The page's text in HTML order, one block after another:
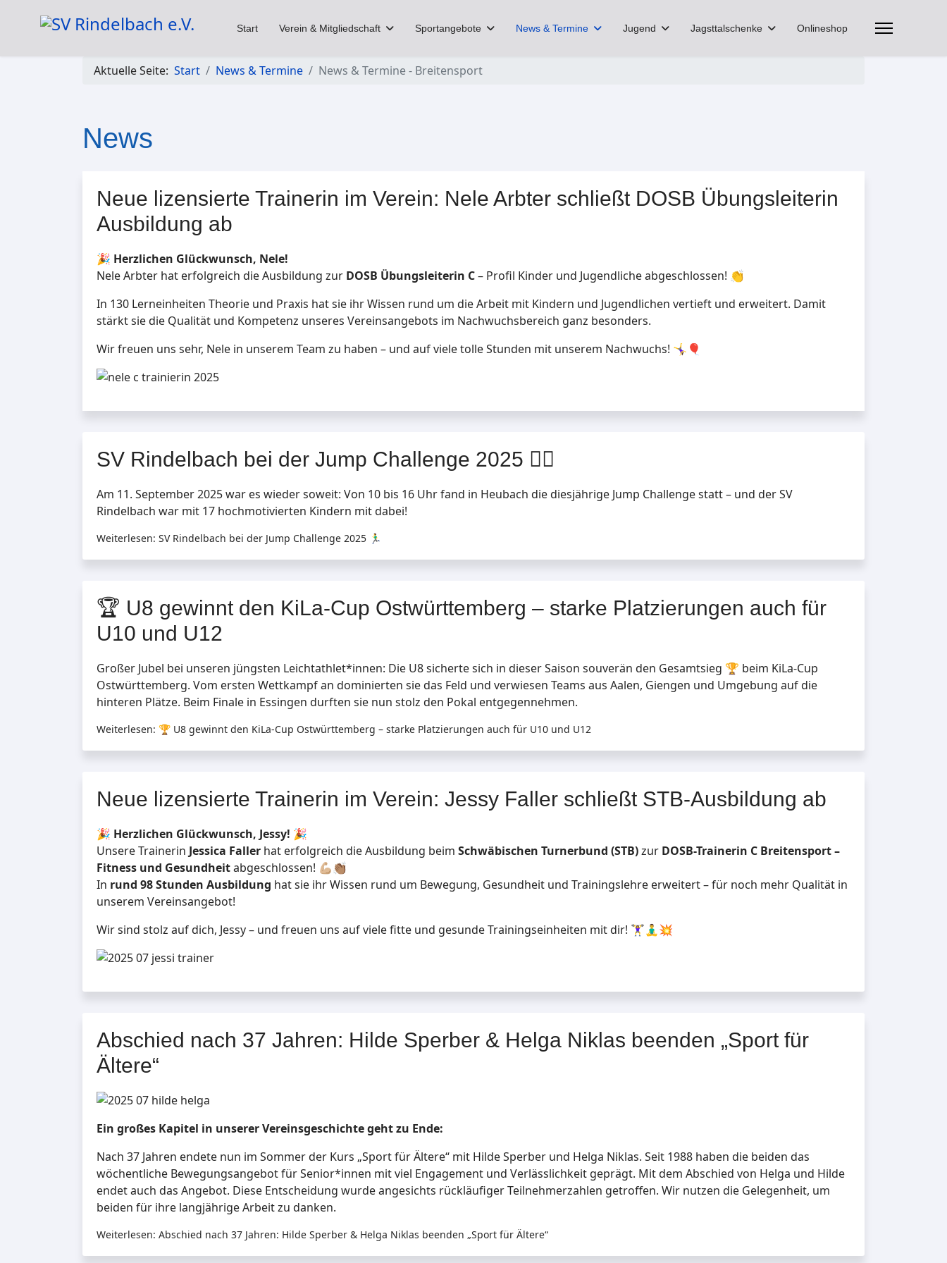
Start Verein & Mitgliedschaft Sportangebote News & Termine Jugend Jagsttalschenke Onlineshop
Aktuelle Seite: Start News & Termine News & Termine - Breitensport
News
Neue lizensierte Trainerin im Verein: Nele Arbter schließt DOSB Übungsleiterin
Ausbildung ab
🎉 Herzlichen Glückwunsch, Nele!
Nele Arbter hat erfolgreich die Ausbildung zur DOSB Übungsleiterin C– Profil Kinder und Jugendliche abgeschlossen! 👏
In 130 Lerneinheiten Theorie und Praxis hat sie ihr Wissen rund um die Arbeit mit Kindern und Jugendlichen vertieft und erweitert. Damit
stärkt sie die Qualität und Kompetenz unseres Vereinsangebots im Nachwuchsbereich ganz besonders.
Wir freuen uns sehr, Nele in unserem Team zu haben – und auf viele tolle Stunden mit unserem Nachwuchs! 🤸‍♀️🎈
SV Rindelbach bei der Jump Challenge 2025 🏃‍♂️
Am 11. September 2025 war es wieder soweit: Von 10 bis 16 Uhr fand in Heubach die diesjährige Jump Challenge statt – und der SV
Rindelbach war mit 17 hochmotivierten Kindern mit dabei!
Weiterlesen: SV Rindelbach bei der Jump Challenge 2025 🏃‍♂️
🏆 U8 gewinnt den KiLa-Cup Ostwürttemberg – starke Platzierungen auch für
U10 und U12
Großer Jubel bei unseren jüngsten Leichtathlet*innen: Die U8 sicherte sich in dieser Saison souverän den Gesamtsieg 🏆 beim KiLa-Cup
Ostwürttemberg. Vom ersten Wettkampf an dominierten sie das Feld und verwiesen Teams aus Aalen, Giengen und Umgebung auf die
hinteren Plätze. Beim Finale in Essingen durften sie nun stolz den Pokal entgegennehmen.
Weiterlesen: 🏆 U8 gewinnt den KiLa-Cup Ostwürttemberg – starke Platzierungen auch für U10 und U12
Neue lizensierte Trainerin im Verein: Jessy Faller schließt STB-Ausbildung ab
🎉 Herzlichen Glückwunsch, Jessy! 🎉
Unsere Trainerin Jessica Faller hat erfolgreich die Ausbildung beim Schwäbischen Turnerbund (STB)zur DOSB-Trainerin C Breitensport –
Fitness und Gesundheitabgeschlossen! 💪🏼👏🏽
In rund 98 Stunden Ausbildung hat sie ihr Wissen rund um Bewegung, Gesundheit und Trainingslehre erweitert – für noch mehr Qualität in
unserem Vereinsangebot!
Wir sind stolz auf dich, Jessy – und freuen uns auf viele fitte und gesunde Trainingseinheiten mit dir! 🏋️‍♀️🧘‍♂️💥
Abschied nach 37 Jahren: Hilde Sperber & Helga Niklas beenden „Sport für
Ältere“
Ein großes Kapitel in unserer Vereinsgeschichte geht zu Ende:
Nach 37 Jahren endete nun im Sommer der Kurs „Sport für Ältere“ mit Hilde Sperber und Helga Niklas. Seit 1988 haben die beiden das
wöchentliche Bewegungsangebot für Senior*innen mit viel Engagement und Verlässlichkeit geprägt. Mit dem Abschied von Helga und Hilde
endet auch das Angebot. Diese Entscheidung wurde angesichts rückläufiger Teilnehmerzahlen getroffen. Wir nutzen die Gelegenheit, um
beiden für ihre langjährige Arbeit zu danken.
Weiterlesen: Abschied nach 37 Jahren: Hilde Sperber & Helga Niklas beenden „Sport für Ältere“